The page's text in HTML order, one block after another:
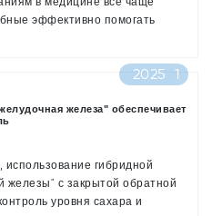
эффективно помогать
2025 1
железа" обеспечивает
гибридной
железы" с закрытой обратной
уровня сахара и